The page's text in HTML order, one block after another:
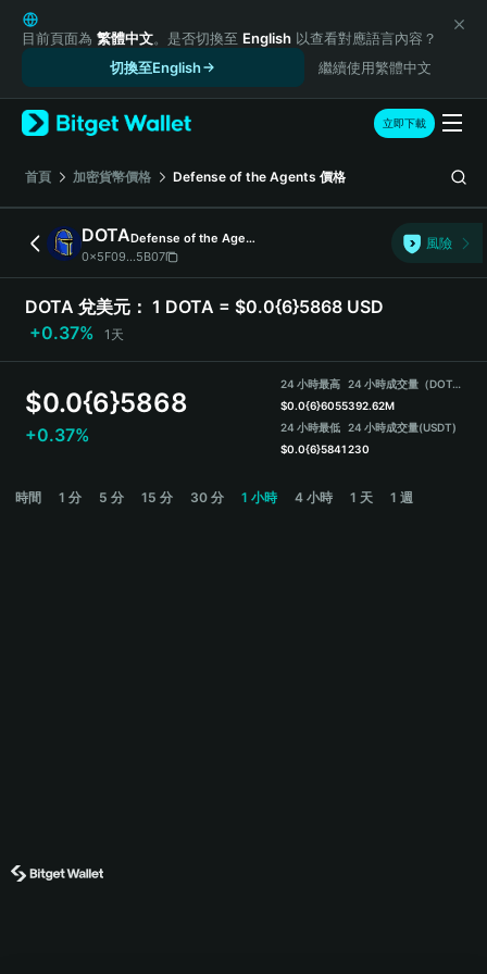
English
日本語
Русский
Español (Latinoamérica)
Türkçe
Italiano
Deutsch
简体中文
繁體中文
Português (Portugal)
Bahasa Indonesia
Español
目前頁面為 繁體中文。是否切換至 English 以查看對應語言內容？
切換至English
繼續使用繁體中文
立即下載
首頁 加密貨幣價格 Defense of the Agents 價格
DOTA
Defense of the Agents
0x5F09...5B07
風險
DOTA 兌美元： 1 DOTA = $0.0{6}5868 USD
+0.37%
1天
$0.0{6}5868
+0.37%
24 小時最高
$0.0{6}6055
24 小時最低
$0.0{6}5841
24 小時成交量（DOTA）
392.62M
24 小時成交量(USDT)
230
時間 1 分 5 分 15 分 30 分 1 小時 4 小時 1 天 1 週